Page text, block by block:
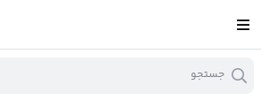
جستجو